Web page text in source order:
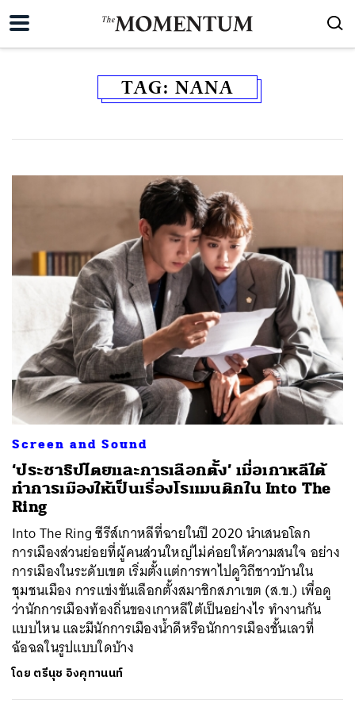
TAG: NANA
Screen and Sound
‘ประชาธิปไตยและการเลือกตั้ง’ เมื่อเกาหลีใต้
ทำการเมืองให้เป็นเรื่องโรแมนติกใน Into The
Ring
Into The Ring ซีรีส์เกาหลีที่ฉายในปี 2020 นำเสนอโลก
การเมืองส่วนย่อยที่ผู้คนส่วนใหญ่ไม่ค่อยให้ความสนใจ อย่าง
การเมืองในระดับเขต เริ่มตั้งแต่การพาไปดูวิถีชาวบ้านใน
ชุมชนเมือง การแข่งขันเลือกตั้งสมาชิกสภาเขต (ส.ข.) เพื่อดู
ว่านักการเมืองท้องถิ่นของเกาหลีใต้เป็นอย่างไร ทำงานกัน
แบบไหน และมีนักการเมืองน้ำดีหรือนักการเมืองชั้นเลวที่
ฉ้อฉลในรูปแบบใดบ้าง
โดย ตรีนุช อิงคุทานนท์
ค้นหา
LINE EMAIL